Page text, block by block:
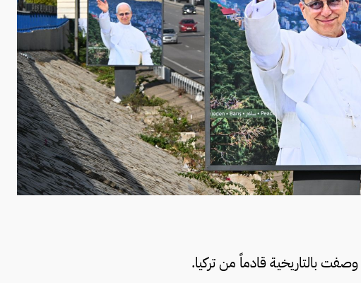
وصفت بالتاريخية قادماً من تركيا.